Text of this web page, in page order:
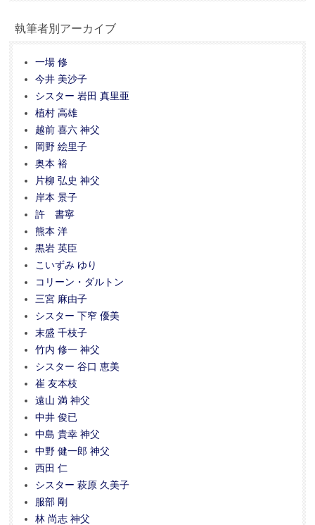
執筆者別アーカイブ
一場 修
今井 美沙子
シスター 岩田 真里亜
植村 高雄
越前 喜六 神父
岡野 絵里子
奥本 裕
片柳 弘史 神父
岸本 景子
許 書寧
熊本 洋
黒岩 英臣
こいずみ ゆり
コリーン・ダルトン
三宮 麻由子
シスター 下窄 優美
末盛 千枝子
竹内 修一 神父
シスター 谷口 恵美
崔 友本枝
遠山 満 神父
中井 俊已
中島 貴幸 神父
中野 健一郎 神父
西田 仁
シスター 萩原 久美子
服部 剛
林 尚志 神父